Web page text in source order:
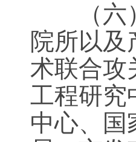
（六）
院所以
术联合攻
工程研究
中心、国